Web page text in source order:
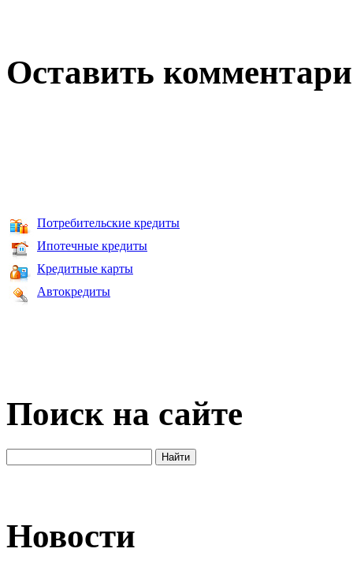
Оставить
Потребительские кредиты
Ипотечные кредиты
Кредитные карты
Автокредиты
Поиск на сайте
Новости